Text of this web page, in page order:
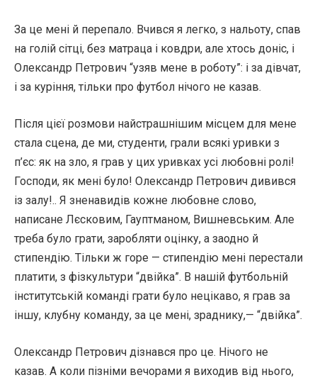
За це мені й перепало. Вчився я легко, з нальоту, спав
на голій сітці, без матраца і ковдри, але хтось доніс, і
Олександр Петрович “узяв мене в роботу”: і за дівчат,
і за куріння, тільки про футбол нічого не казав.
Після цієї розмови найстрашнішим місцем для мене
стала сцена, де ми, студенти, грали всякі уривки з
п’єс: як на зло, я грав у цих уривках усі любовні ролі!
Господи, як мені було! Олександр Петрович дивився
із залу!.. Я зненавидів кожне любовне слово,
написане Лєсковим, Гауптманом, Вишневським. Але
треба було грати, заробляти оцінку, а заодно й
стипендію. Тільки ж горе — стипендію мені перестали
платити, з фізкультури “двійка”. В нашій футбольній
інститутській команді грати було нецікаво, я грав за
іншу, клубну команду, за це мені, зраднику,— “двійка”.
Олександр Петрович дізнався про це. Нічого не
казав. А коли пізніми вечорами я виходив від нього,